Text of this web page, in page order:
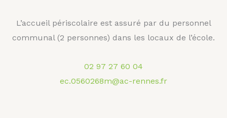
L’accueil périscolaire est assuré par du personnel
communal (2 personnes) dans les locaux de l’école.
02 97 27 60 04
ec.0560268m@ac-rennes.fr